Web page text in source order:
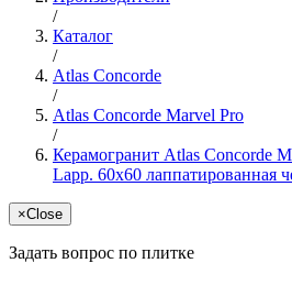
/
Каталог
/
Atlas Concorde
/
Atlas Concorde Marvel Pro
/
Керамогранит Atlas Concorde
Lapp. 60x60 лаппатированная
×Close
Задать вопрос по плитке